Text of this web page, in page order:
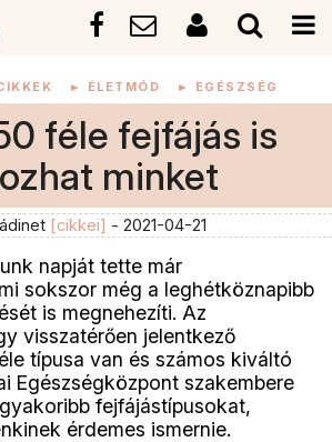
► ÉLETMÓD ► EGÉSZSÉG
féle fejfájás is
minket
[cikkei] - 2021-04-21
napját tette már
sokszor még a leghétköznapibb
is megnehezíti. Az
visszatérően jelentkező
típusa van és számos kiváltó
Egészségközpont szakembere
fejfájástípusokat,
érdemes ismernie.